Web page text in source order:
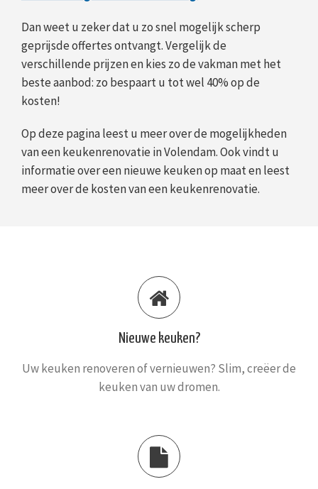
Dan weet u zeker dat u zo snel mogelijk scherp
geprijsde offertes ontvangt. Vergelijk de
verschillende prijzen en kies zo de vakman met het
beste aanbod: zo bespaart u tot wel 40% op de
kosten!
Op deze pagina leest u meer over de mogelijkheden
van een keukenrenovatie in Volendam. Ook vindt u
informatie over een nieuwe keuken op maat en leest
meer over de kosten van een keukenrenovatie.
Nieuwe keuken?
Uw keuken renoveren of vernieuwen? Slim, creëer de
keuken van uw dromen.